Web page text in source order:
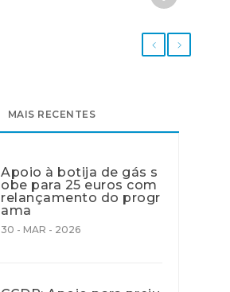
MAIS RECENTES
Apoio à botija de gás s
obe para 25 euros com
relançamento do progr
ama
30 - MAR - 2026